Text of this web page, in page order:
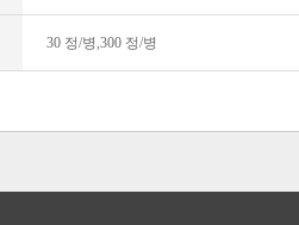
30 정/병,300 정/병